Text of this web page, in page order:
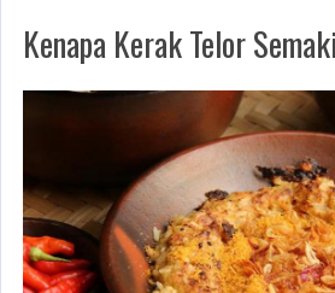
Kenapa Kerak Telor